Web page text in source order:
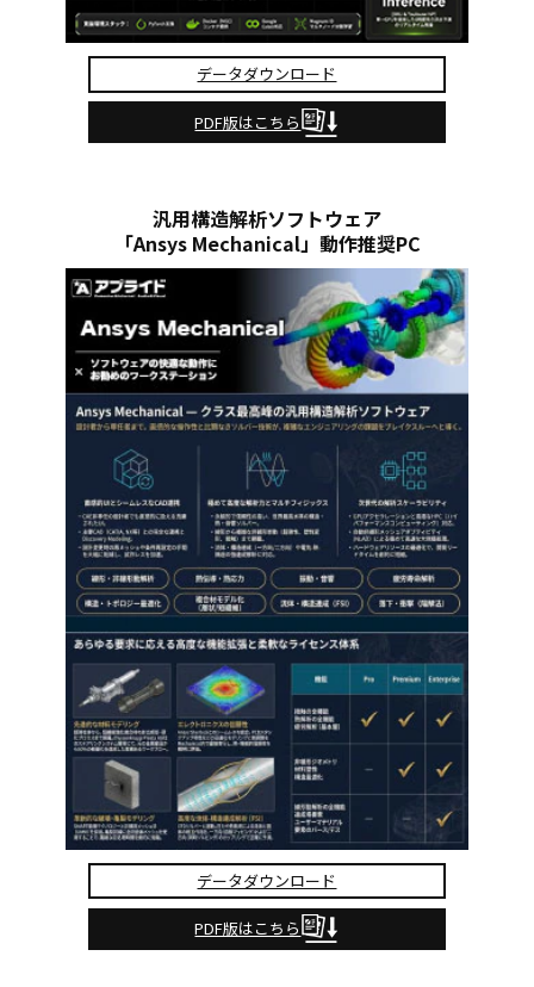
データダウンロード
PDF版はこちら
汎用構造解析ソフトウェア
「Ansys Mechanical」動作推奨PC
データダウンロード
PDF版はこちら